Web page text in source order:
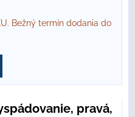
Bežný termín dodania do
pravá,